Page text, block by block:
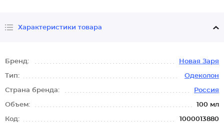
Характеристики товара
Бренд: Новая Заря
Тип: Одеколон
Страна бренда: Россия
Объем: 100 мл
Код: 1000013880